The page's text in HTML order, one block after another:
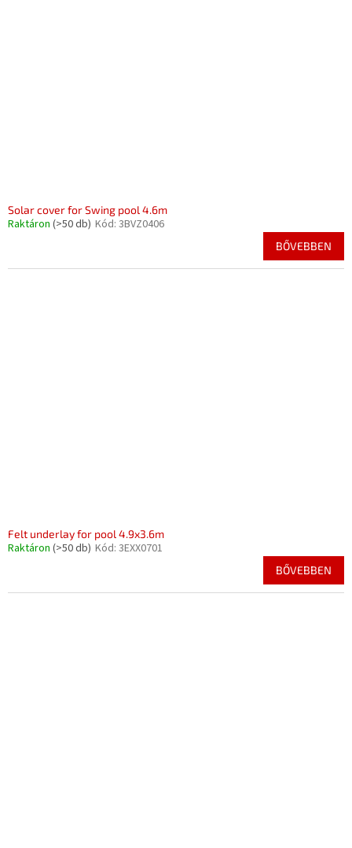
Solar cover for Swing pool 4.6m
Raktáron (>50 db) Kód: 3BVZ0406
BŐVEBBEN
Felt underlay for pool 4.9x3.6m
Raktáron (>50 db) Kód: 3EXX0701
BŐVEBBEN